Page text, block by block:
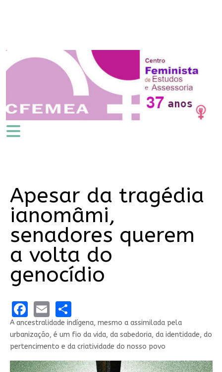
Apesar da tragédia
ianomâmi,
senadores querem
a volta do
genocídio
Facebook
EmailShare
A ancestralidade indígena, mesmo a assimilada pela
urbanização, é um fio da vida, da sabedoria, da identidade, do
pertencimento e da criatividade do nosso povo